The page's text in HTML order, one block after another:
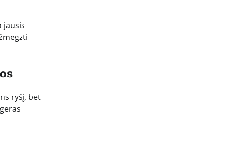
jausis
ryšį, bet